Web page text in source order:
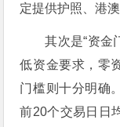
定提供护照、港
其次是“资金
低资金要求，零
门槛则十分明确
前20个交易日日